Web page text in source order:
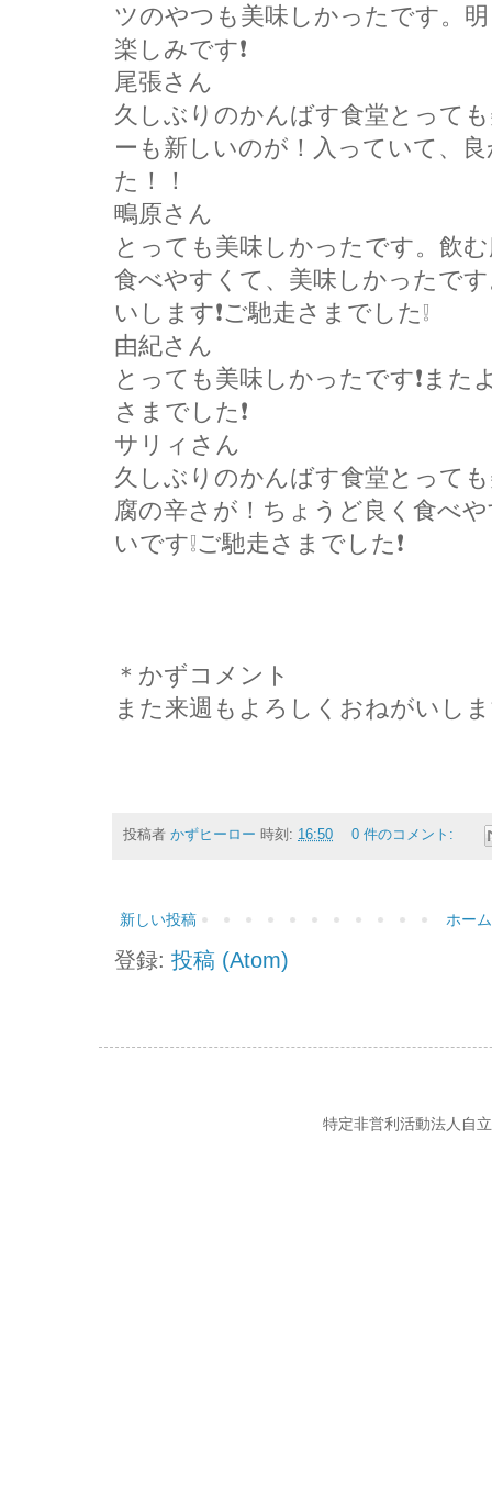
ツのやつも美味しかったです。
楽しみです❗
尾張さん
久しぶりのかんばす食堂とって
ーも新しいのが！入っていて、
た！！
鴫原さん
とっても美味しかったです。飲
食べやすくて、美味しかったで
いします❗ご馳走さまでした❕
由紀さん
とっても美味しかったです❗また
さまでした❗
サリィさん
久しぶりのかんばす食堂とって
腐の辛さが！ちょうど良く食べ
いです❕ご馳走さまでした❗
＊かずコメント
また来週もよろしくおねがいしま
投稿者 かずヒーロー 時刻: 16:50 0 件のコメント:
新しい投稿 ホーム
登録: 投稿 (Atom)
特定非営利活動法人自